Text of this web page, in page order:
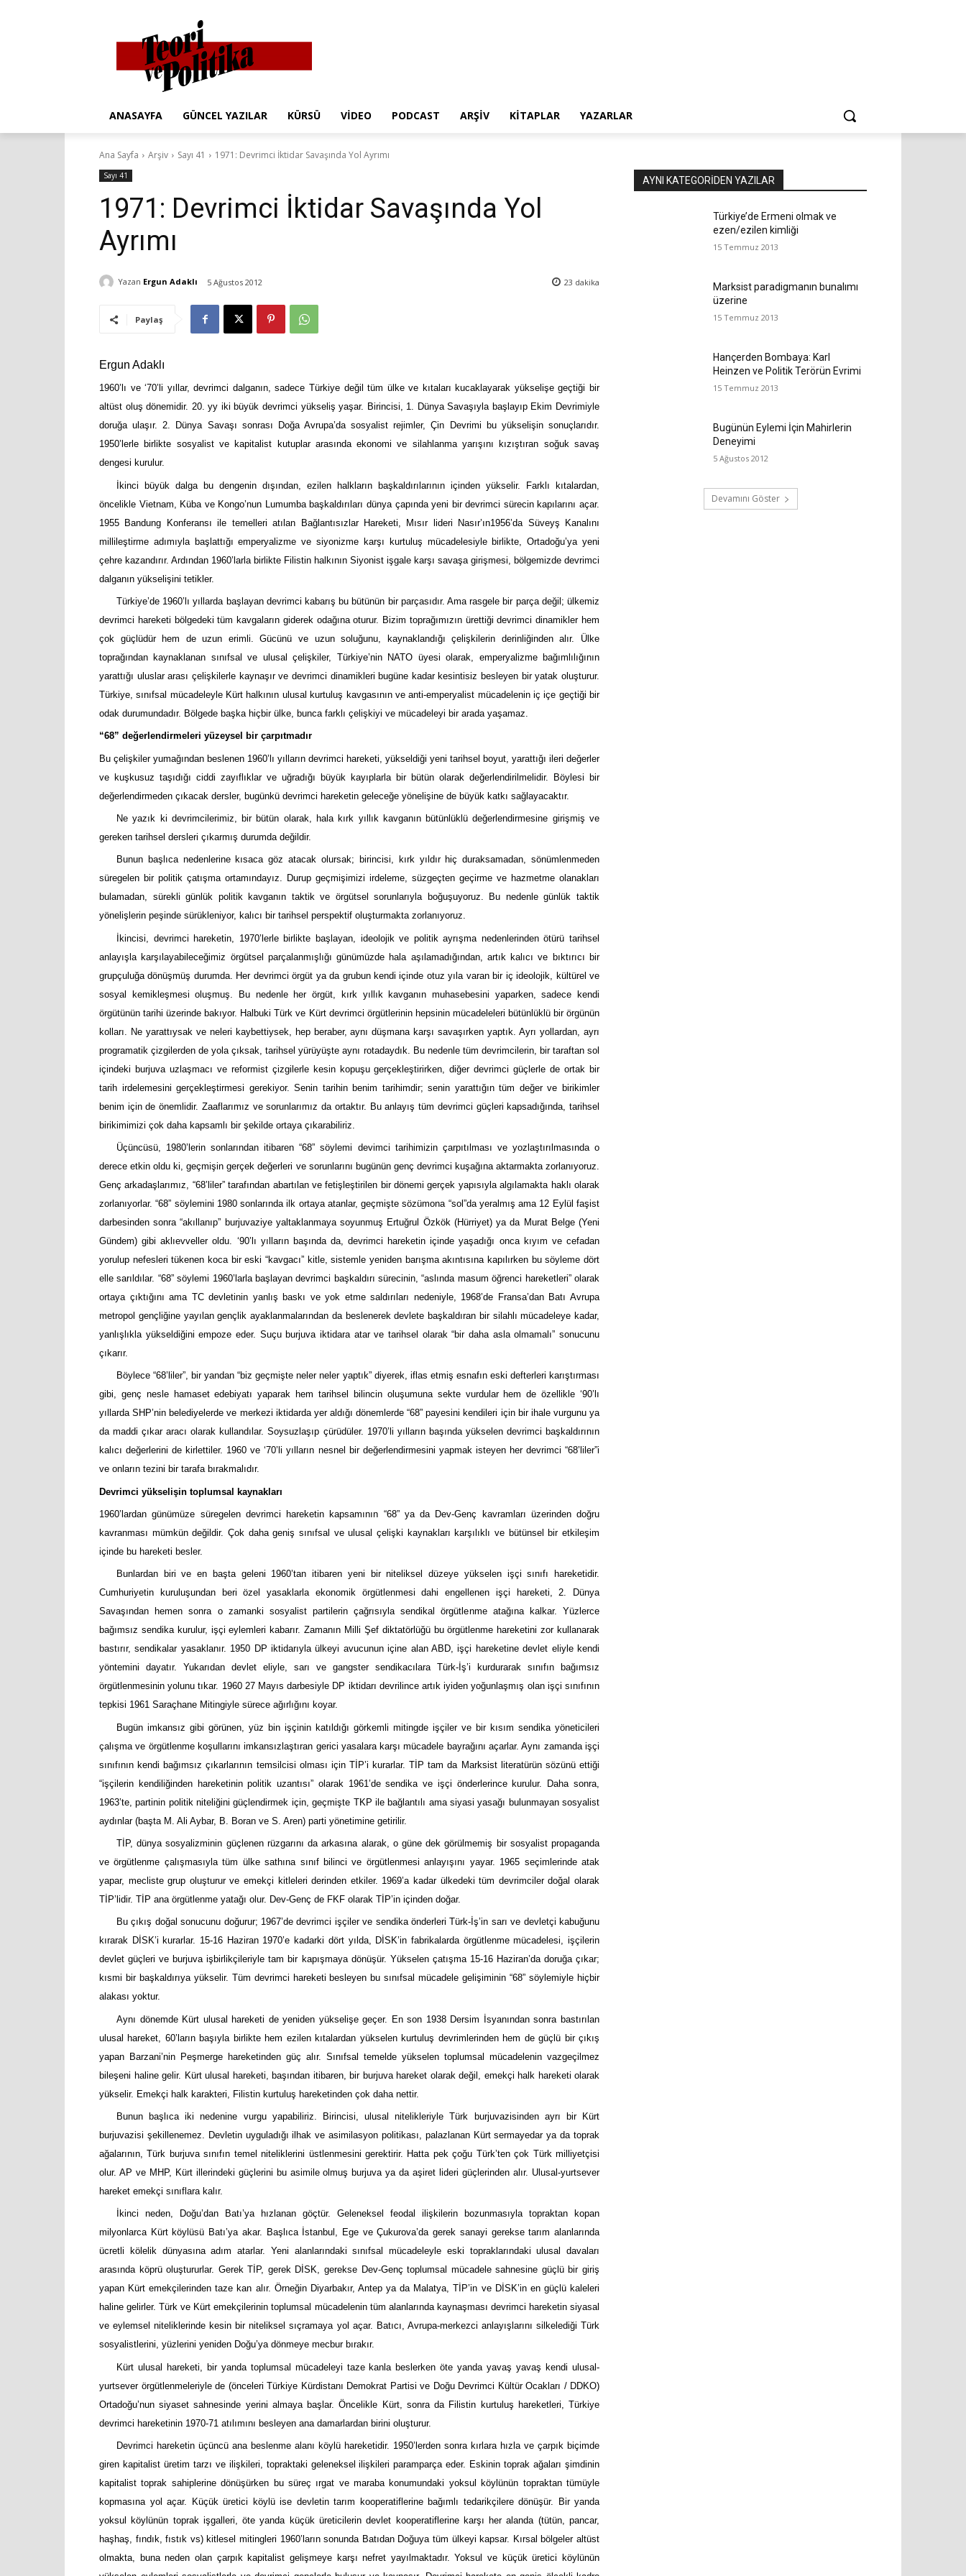
ANASAYFA GÜNCEL YAZILAR KÜRSÜ VIDEO PODCAST ARŞIV KITAPLAR YAZARLAR
Ana Sayfa Arşiv Sayı 41 1971: Devrimci İktidar Savaşında Yol Ayrımı
Sayı 41
1971: Devrimci İktidar Savaşında Yol
Ayrımı
Yazan Ergun Adaklı 5 Ağustos 2012 23 dakika
Paylaş
Ergun Adaklı
1960’lı ve ‘70’li yıllar, devrimci dalganın, sadece Türkiye değil tüm ülke ve kıtaları kucaklayarak yükselişe geçtiği bir
altüst oluş dönemidir. 20. yy iki büyük devrimci yükseliş yaşar. Birincisi, 1. Dünya Savaşıyla başlayıp Ekim Devrimiyle
doruğa ulaşır. 2. Dünya Savaşı sonrası Doğa Avrupa’da sosyalist rejimler, Çin Devrimi bu yükselişin sonuçlarıdır.
1950’lerle birlikte sosyalist ve kapitalist kutuplar arasında ekonomi ve silahlanma yarışını kızıştıran soğuk savaş
dengesi kurulur.
İkinci büyük dalga bu dengenin dışından, ezilen halkların başkaldırılarının içinden yükselir. Farklı kıtalardan,
öncelikle Vietnam, Küba ve Kongo’nun Lumumba başkaldırıları dünya çapında yeni bir devrimci sürecin kapılarını açar.
1955 Bandung Konferansı ile temelleri atılan Bağlantısızlar Hareketi, Mısır lideri Nasır’ın1956’da Süveyş Kanalını
millileştirme adımıyla başlattığı emperyalizme ve siyonizme karşı kurtuluş mücadelesiyle birlikte, Ortadoğu’ya yeni
çehre kazandırır. Ardından 1960’larla birlikte Filistin halkının Siyonist işgale karşı savaşa girişmesi, bölgemizde devrimci
dalganın yükselişini tetikler.
Türkiye’de 1960’lı yıllarda başlayan devrimci kabarış bu bütünün bir parçasıdır. Ama rasgele bir parça değil; ülkemiz
devrimci hareketi bölgedeki tüm kavgaların giderek odağına oturur. Bizim toprağımızın ürettiği devrimci dinamikler hem
çok güçlüdür hem de uzun erimli. Gücünü ve uzun soluğunu, kaynaklandığı çelişkilerin derinliğinden alır. Ülke
toprağından kaynaklanan sınıfsal ve ulusal çelişkiler, Türkiye’nin NATO üyesi olarak, emperyalizme bağımlılığının
yarattığı uluslar arası çelişkilerle kaynaşır ve devrimci dinamikleri bugüne kadar kesintisiz besleyen bir yatak oluşturur.
Türkiye, sınıfsal mücadeleyle Kürt halkının ulusal kurtuluş kavgasının ve anti-emperyalist mücadelenin iç içe geçtiği bir
odak durumundadır. Bölgede başka hiçbir ülke, bunca farklı çelişkiyi ve mücadeleyi bir arada yaşamaz.
“68” değerlendirmeleri yüzeysel bir çarpıtmadır
Bu çelişkiler yumağından beslenen 1960’lı yılların devrimci hareketi, yükseldiği yeni tarihsel boyut, yarattığı ileri değerler
ve kuşkusuz taşıdığı ciddi zayıflıklar ve uğradığı büyük kayıplarla bir bütün olarak değerlendirilmelidir. Böylesi bir
değerlendirmeden çıkacak dersler, bugünkü devrimci hareketin geleceğe yönelişine de büyük katkı sağlayacaktır.
Ne yazık ki devrimcilerimiz, bir bütün olarak, hala kırk yıllık kavganın bütünlüklü değerlendirmesine girişmiş ve
gereken tarihsel dersleri çıkarmış durumda değildir.
Bunun başlıca nedenlerine kısaca göz atacak olursak; birincisi, kırk yıldır hiç duraksamadan, sönümlenmeden
süregelen bir politik çatışma ortamındayız. Durup geçmişimizi irdeleme, süzgeçten geçirme ve hazmetme olanakları
bulamadan, sürekli günlük politik kavganın taktik ve örgütsel sorunlarıyla boğuşuyoruz. Bu nedenle günlük taktik
yönelişlerin peşinde sürükleniyor, kalıcı bir tarihsel perspektif oluşturmakta zorlanıyoruz.
İkincisi, devrimci hareketin, 1970’lerle birlikte başlayan, ideolojik ve politik ayrışma nedenlerinden ötürü tarihsel
anlayışla karşılayabileceğimiz örgütsel parçalanmışlığı günümüzde hala aşılamadığından, artık kalıcı ve bıktırıcı bir
grupçuluğa dönüşmüş durumda. Her devrimci örgüt ya da grubun kendi içinde otuz yıla varan bir iç ideolojik, kültürel ve
sosyal kemikleşmesi oluşmuş. Bu nedenle her örgüt, kırk yıllık kavganın muhasebesini yaparken, sadece kendi
örgütünün tarihi üzerinde bakıyor. Halbuki Türk ve Kürt devrimci örgütlerinin hepsinin mücadeleleri bütünlüklü bir örgünün
kolları. Ne yarattıysak ve neleri kaybettiysek, hep beraber, aynı düşmana karşı savaşırken yaptık. Ayrı yollardan, ayrı
programatik çizgilerden de yola çıksak, tarihsel yürüyüşte aynı rotadaydık. Bu nedenle tüm devrimcilerin, bir taraftan sol
içindeki burjuva uzlaşmacı ve reformist çizgilerle kesin kopuşu gerçekleştirirken, diğer devrimci güçlerle de ortak bir
tarih irdelemesini gerçekleştirmesi gerekiyor. Senin tarihin benim tarihimdir; senin yarattığın tüm değer ve birikimler
benim için de önemlidir. Zaaflarımız ve sorunlarımız da ortaktır. Bu anlayış tüm devrimci güçleri kapsadığında, tarihsel
birikimimizi çok daha kapsamlı bir şekilde ortaya çıkarabiliriz.
Üçüncüsü, 1980’lerin sonlarından itibaren “68” söylemi devimci tarihimizin çarpıtılması ve yozlaştırılmasında o
derece etkin oldu ki, geçmişin gerçek değerleri ve sorunlarını bugünün genç devrimci kuşağına aktarmakta zorlanıyoruz.
Genç arkadaşlarımız, “68’liler” tarafından abartılan ve fetişleştirilen bir dönemi gerçek yapısıyla algılamakta haklı olarak
zorlanıyorlar. “68” söylemini 1980 sonlarında ilk ortaya atanlar, geçmişte sözümona “sol”da yeralmış ama 12 Eylül faşist
darbesinden sonra “akıllanıp” burjuvaziye yaltaklanmaya soyunmuş Ertuğrul Özkök (Hürriyet) ya da Murat Belge (Yeni
Gündem) gibi aklıevveller oldu. ‘90’lı yılların başında da, devrimci hareketin içinde yaşadığı onca kıyım ve cefadan
yorulup nefesleri tükenen koca bir eski “kavgacı” kitle, sistemle yeniden barışma akıntısına kapılırken bu söyleme dört
elle sarıldılar. “68” söylemi 1960’larla başlayan devrimci başkaldırı sürecinin, “aslında masum öğrenci hareketleri” olarak
ortaya çıktığını ama TC devletinin yanlış baskı ve yok etme saldırıları nedeniyle, 1968’de Fransa’dan Batı Avrupa
metropol gençliğine yayılan gençlik ayaklanmalarından da beslenerek devlete başkaldıran bir silahlı mücadeleye kadar,
yanlışlıkla yükseldiğini empoze eder. Suçu burjuva iktidara atar ve tarihsel olarak “bir daha asla olmamalı” sonucunu
çıkarır.
Böylece “68’liler”, bir yandan “biz geçmişte neler neler yaptık” diyerek, iflas etmiş esnafın eski defterleri karıştırması
gibi, genç nesle hamaset edebiyatı yaparak hem tarihsel bilincin oluşumuna sekte vurdular hem de özellikle ‘90’lı
yıllarda SHP’nin belediyelerde ve merkezi iktidarda yer aldığı dönemlerde “68” payesini kendileri için bir ihale vurgunu ya
da maddi çıkar aracı olarak kullandılar. Soysuzlaşıp çürüdüler. 1970’li yılların başında yükselen devrimci başkaldırının
kalıcı değerlerini de kirlettiler. 1960 ve ‘70’li yılların nesnel bir değerlendirmesini yapmak isteyen her devrimci “68’liler”i
ve onların tezini bir tarafa bırakmalıdır.
Devrimci yükselişin toplumsal kaynakları
1960’lardan günümüze süregelen devrimci hareketin kapsamının “68” ya da Dev-Genç kavramları üzerinden doğru
kavranması mümkün değildir. Çok daha geniş sınıfsal ve ulusal çelişki kaynakları karşılıklı ve bütünsel bir etkileşim
içinde bu hareketi besler.
Bunlardan biri ve en başta geleni 1960’tan itibaren yeni bir niteliksel düzeye yükselen işçi sınıfı hareketidir.
Cumhuriyetin kuruluşundan beri özel yasaklarla ekonomik örgütlenmesi dahi engellenen işçi hareketi, 2. Dünya
Savaşından hemen sonra o zamanki sosyalist partilerin çağrısıyla sendikal örgütlenme atağına kalkar. Yüzlerce
bağımsız sendika kurulur, işçi eylemleri kabarır. Zamanın Milli Şef diktatörlüğü bu örgütlenme hareketini zor kullanarak
bastırır, sendikalar yasaklanır. 1950 DP iktidarıyla ülkeyi avucunun içine alan ABD, işçi hareketine devlet eliyle kendi
yöntemini dayatır. Yukarıdan devlet eliyle, sarı ve gangster sendikacılara Türk-İş’i kurdurarak sınıfın bağımsız
örgütlenmesinin yolunu tıkar. 1960 27 Mayıs darbesiyle DP iktidarı devrilince artık iyiden yoğunlaşmış olan işçi sınıfının
tepkisi 1961 Saraçhane Mitingiyle sürece ağırlığını koyar.
Bugün imkansız gibi görünen, yüz bin işçinin katıldığı görkemli mitingde işçiler ve bir kısım sendika yöneticileri
çalışma ve örgütlenme koşullarını imkansızlaştıran gerici yasalara karşı mücadele bayrağını açarlar. Aynı zamanda işçi
sınıfının kendi bağımsız çıkarlarının temsilcisi olması için TİP’i kurarlar. TİP tam da Marksist literatürün sözünü ettiği
“işçilerin kendiliğinden hareketinin politik uzantısı” olarak 1961’de sendika ve işçi önderlerince kurulur. Daha sonra,
1963’te, partinin politik niteliğini güçlendirmek için, geçmişte TKP ile bağlantılı ama siyasi yasağı bulunmayan sosyalist
aydınlar (başta M. Ali Aybar, B. Boran ve S. Aren) parti yönetimine getirilir.
TİP, dünya sosyalizminin güçlenen rüzgarını da arkasına alarak, o güne dek görülmemiş bir sosyalist propaganda
ve örgütlenme çalışmasıyla tüm ülke sathına sınıf bilinci ve örgütlenmesi anlayışını yayar. 1965 seçimlerinde atak
yapar, mecliste grup oluşturur ve emekçi kitleleri derinden etkiler. 1969’a kadar ülkedeki tüm devrimciler doğal olarak
TİP’lidir. TİP ana örgütlenme yatağı olur. Dev-Genç de FKF olarak TİP’in içinden doğar.
Bu çıkış doğal sonucunu doğurur; 1967’de devrimci işçiler ve sendika önderleri Türk-İş’in sarı ve devletçi kabuğunu
kırarak DİSK’i kurarlar. 15-16 Haziran 1970’e kadarki dört yılda, DİSK’in fabrikalarda örgütlenme mücadelesi, işçilerin
devlet güçleri ve burjuva işbirlikçileriyle tam bir kapışmaya dönüşür. Yükselen çatışma 15-16 Haziran’da doruğa çıkar;
kısmi bir başkaldırıya yükselir. Tüm devrimci hareketi besleyen bu sınıfsal mücadele gelişiminin “68” söylemiyle hiçbir
alakası yoktur.
Aynı dönemde Kürt ulusal hareketi de yeniden yükselişe geçer. En son 1938 Dersim İsyanından sonra bastırılan
ulusal hareket, 60’ların başıyla birlikte hem ezilen kıtalardan yükselen kurtuluş devrimlerinden hem de güçlü bir çıkış
yapan Barzani’nin Peşmerge hareketinden güç alır. Sınıfsal temelde yükselen toplumsal mücadelenin vazgeçilmez
bileşeni haline gelir. Kürt ulusal hareketi, başından itibaren, bir burjuva hareket olarak değil, emekçi halk hareketi olarak
yükselir. Emekçi halk karakteri, Filistin kurtuluş hareketinden çok daha nettir.
Bunun başlıca iki nedenine vurgu yapabiliriz. Birincisi, ulusal nitelikleriyle Türk burjuvazisinden ayrı bir Kürt
burjuvazisi şekillenemez. Devletin uyguladığı ilhak ve asimilasyon politikası, palazlanan Kürt sermayedar ya da toprak
ağalarının, Türk burjuva sınıfın temel niteliklerini üstlenmesini gerektirir. Hatta pek çoğu Türk’ten çok Türk milliyetçisi
olur. AP ve MHP, Kürt illerindeki güçlerini bu asimile olmuş burjuva ya da aşiret lideri güçlerinden alır. Ulusal-yurtsever
hareket emekçi sınıflara kalır.
İkinci neden, Doğu’dan Batı’ya hızlanan göçtür. Geleneksel feodal ilişkilerin bozunmasıyla topraktan kopan
milyonlarca Kürt köylüsü Batı’ya akar. Başlıca İstanbul, Ege ve Çukurova’da gerek sanayi gerekse tarım alanlarında
ücretli kölelik dünyasına adım atarlar. Yeni alanlarındaki sınıfsal mücadeleyle eski topraklarındaki ulusal davaları
arasında köprü oluştururlar. Gerek TİP, gerek DİSK, gerekse Dev-Genç toplumsal mücadele sahnesine güçlü bir giriş
yapan Kürt emekçilerinden taze kan alır. Örneğin Diyarbakır, Antep ya da Malatya, TİP’in ve DİSK’in en güçlü kaleleri
haline gelirler. Türk ve Kürt emekçilerinin toplumsal mücadelenin tüm alanlarında kaynaşması devrimci hareketin siyasal
ve eylemsel niteliklerinde kesin bir niteliksel sıçramaya yol açar. Batıcı, Avrupa-merkezci anlayışlarını silkelediği Türk
sosyalistlerini, yüzlerini yeniden Doğu’ya dönmeye mecbur bırakır.
Kürt ulusal hareketi, bir yanda toplumsal mücadeleyi taze kanla beslerken öte yanda yavaş yavaş kendi ulusal-
yurtsever örgütlenmeleriyle de (önceleri Türkiye Kürdistanı Demokrat Partisi ve Doğu Devrimci Kültür Ocakları / DDKO)
Ortadoğu’nun siyaset sahnesinde yerini almaya başlar. Öncelikle Kürt, sonra da Filistin kurtuluş hareketleri, Türkiye
devrimci hareketinin 1970-71 atılımını besleyen ana damarlardan birini oluşturur.
Devrimci hareketin üçüncü ana beslenme alanı köylü hareketidir. 1950’lerden sonra kırlara hızla ve çarpık biçimde
giren kapitalist üretim tarzı ve ilişkileri, topraktaki geleneksel ilişkileri paramparça eder. Eskinin toprak ağaları şimdinin
kapitalist toprak sahiplerine dönüşürken bu süreç ırgat ve maraba konumundaki yoksul köylünün topraktan tümüyle
kopmasına yol açar. Küçük üretici köylü ise devletin tarım kooperatiflerine bağımlı tedarikçilere dönüşür. Bir yanda
yoksul köylünün toprak işgalleri, öte yanda küçük üreticilerin devlet kooperatiflerine karşı her alanda (tütün, pancar,
haşhaş, fındık, fıstık vs) kitlesel mitingleri 1960’ların sonunda Batıdan Doğuya tüm ülkeyi kapsar. Kırsal bölgeler altüst
olmakta, buna neden olan çarpık kapitalist gelişmeye karşı nefret yayılmaktadır. Yoksul ve küçük üretici köylünün
AYNI KATEGORIDEN YAZILAR
Türkiye’de Ermeni olmak ve
ezen/ezilen kimliği
15 Temmuz 2013
Marksist paradigmanın bunalımı
üzerine
15 Temmuz 2013
Hançerden Bombaya: Karl
Heinzen ve Politik Terörün Evrimi
15 Temmuz 2013
Bugünün Eylemi İçin Mahirlerin
Deneyimi
5 Ağustos 2012
Devamını Göster